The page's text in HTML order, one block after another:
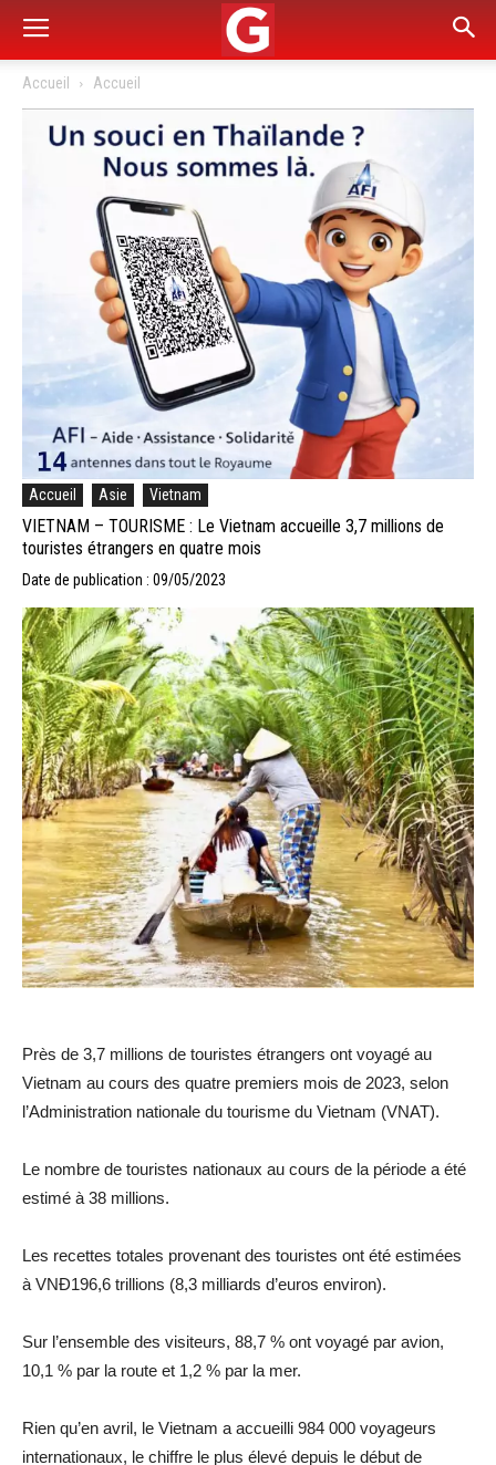
Accueil Accueil
Accueil Asie Vietnam
VIETNAM – TOURISME : Le Vietnam accueille 3,7 millions de
touristes étrangers en quatre mois
Date de publication : 09/05/2023
Près de 3,7 millions de touristes étrangers ont voyagé au
Vietnam au cours des quatre premiers mois de 2023, selon
l’Administration nationale du tourisme du Vietnam (VNAT).
Le nombre de touristes nationaux au cours de la période a été
estimé à 38 millions.
Les recettes totales provenant des touristes ont été estimées
à VNĐ196,6 trillions (8,3 milliards d’euros environ).
Sur l’ensemble des visiteurs, 88,7 % ont voyagé par avion,
10,1 % par la route et 1,2 % par la mer.
Rien qu’en avril, le Vietnam a accueilli 984 000 voyageurs
internationaux, le chiffre le plus élevé depuis le début de